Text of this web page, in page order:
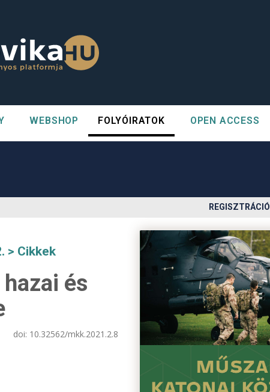
WEBSHOP FOLYÓIRATOK
OPEN ACCESS
REGISZTRÁCIÓ
Cikkek
és
doi: 10.32562/mkk.2021.2.8